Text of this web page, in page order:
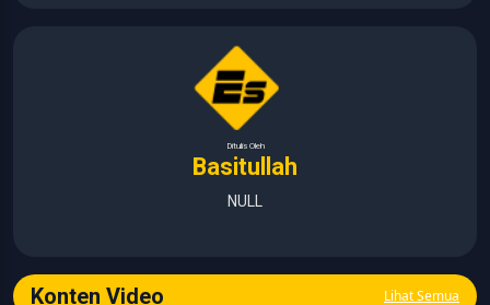
Ditulis Oleh
Basitullah
NULL
Konten Video Lihat Semua